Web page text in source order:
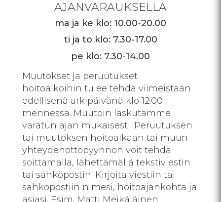
AJANVARAUKSELLA
ma ja ke klo: 10.00-20.00
ti ja to klo: 7.30-17.00
pe klo: 7.30-14.00
Muutokset ja peruutukset
hoitoaikoihin tulee tehdä viimeistään
edellisenä arkipäivänä klo 12.00
mennessä. Muutoin laskutamme
varatun ajan mukaisesti. Peruutuksen
tai muutoksen hoitoaikaan tai muun
yhteydenottopyynnön voit tehdä
soittamalla, lähettämällä tekstiviestin
tai sähköpostin. Kirjoita viestiin tai
sähköpostiin nimesi, hoitoajankohta ja
asiasi. Esim. Matti Meikäläinen